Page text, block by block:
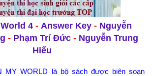
4- Answer Key- Nguyễn
- Phạm Trí Đức- Nguyễn Trung
Hiếu
MY WORLD là bộ sách được biên soạn